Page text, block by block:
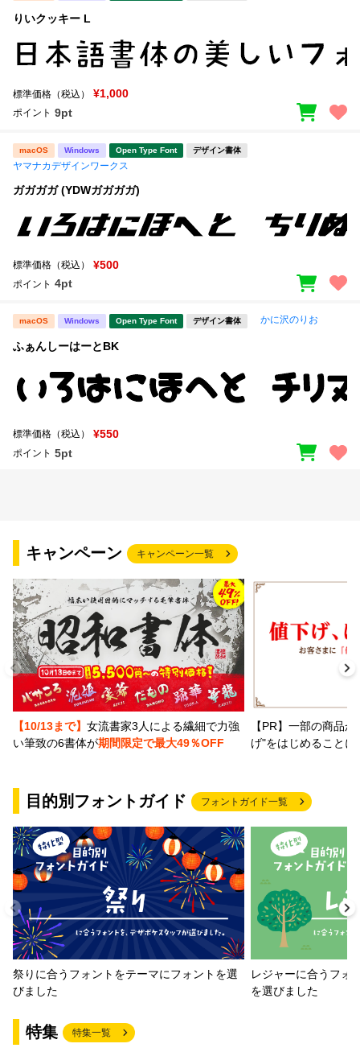
りいクッキー L
標準価格（税込） ¥1,000
ポイント 9pt
macOS Windows Open Type Font デザイン書体
ヤマナカデザインワークス
ガガガガ (YDWガガガガ)
標準価格（税込） ¥500
ポイント 4pt
macOS Windows Open Type Font デザイン書体 かに沢のりお
ふぁんしーはーとBK
標準価格（税込） ¥550
ポイント 5pt
キャンペーン キャンペーン一覧
【10/13まで】 女流書家3人による繊細で力強
い筆致の6書体が期間限定で最大49％OFF
【PR】一部の商品
げ"をはじめること
目的別フォントガイド フォントガイド一覧
祭りに合うフォントをテーマにフォントを選
びました
レジャーに合うフォ
を選びました
特集 特集一覧